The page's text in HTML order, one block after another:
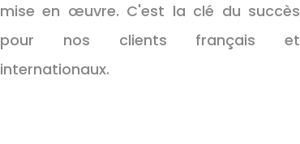
mise en œuvre. C'est la clé du succès
pour nos clients français et
internationaux.